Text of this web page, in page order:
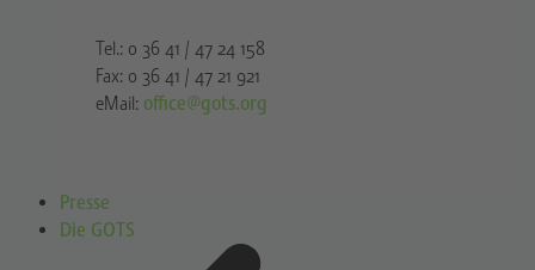
Tel.: 0 36 41 / 47 24 158
Fax: 0 36 41 / 47 21 921
eMail: office@gots.org
Presse
Die GOTS